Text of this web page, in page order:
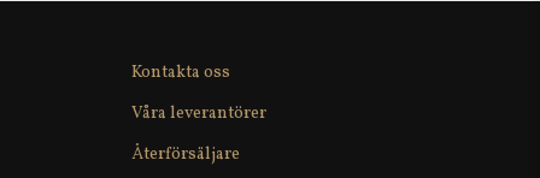
och
Kontakta oss
Våra leverantörer
Återförsäljare